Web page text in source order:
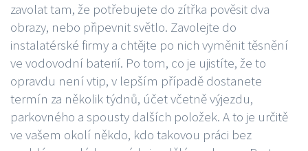
zavolat tam, že potřebujete do zítřka pověsit dva
obrazy, nebo připevnit světlo. Zavolejte do
instalatérské firmy a chtějte po nich vyměnit těsnění
ve vodovodní baterií. Po tom, co je ujistíte, že to
opravdu není vtip, v lepším případě dostanete
termín za několik týdnů, účet včetně výjezdu,
parkovného a spousty dalších položek. A to je určitě
ve vašem okolí někdo, kdo takovou práci bez